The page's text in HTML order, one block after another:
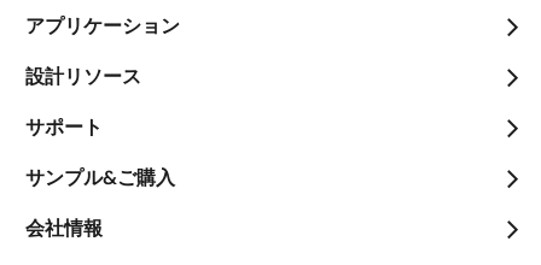
アプリケーション
設計リソース
サポート
サンプル&ご購入
会社情報
ず
for MCU Module:
Procedure of Sample
Application
2023年1月7日